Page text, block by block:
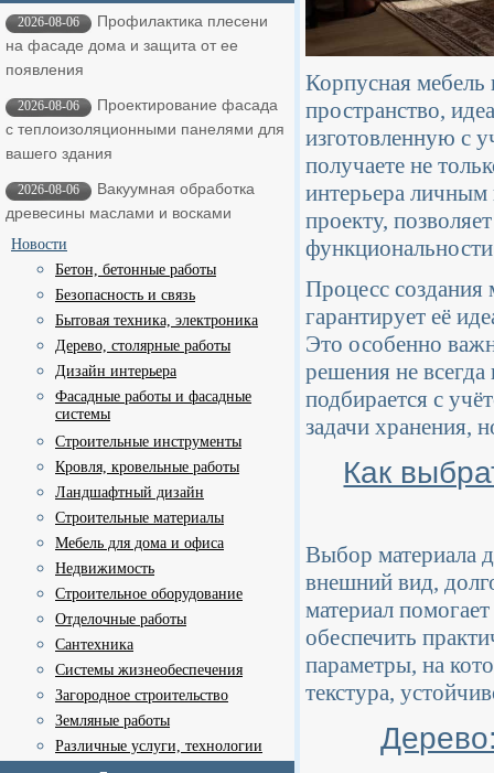
2026-08-06
Профилактика плесени
на фасаде дома и защита от ее
появления
2026-08-06
Проектирование фасада
с теплоизоляционными панелями для
вашего здания
2026-08-06
Вакуумная обработка
древесины маслами и восками
Новости
Бетон, бетонные работы
Безопасность и связь
Бытовая техника, электроника
Дерево, столярные работы
Дизайн интерьера
Фасадные работы и фасадные
системы
Строительные инструменты
Кровля, кровельные работы
Ландшафтный дизайн
Строительные материалы
Мебель для дома и офиса
Недвижимость
Строительное оборудование
Отделочные работы
Сантехника
Системы жизнеобеспечения
Загородное строительство
Земляные работы
Различные услуги, технологии
Корпусная мебель
пространство,
изготовленную с
получаете не
интерьера
проекту,
Процесс создания
гарантирует её
Это особенно
решения не
подбирается с
задачи хранения,
Как
Выбор материала
внешний вид,
материал
обеспечить
параметры, на
текстура,